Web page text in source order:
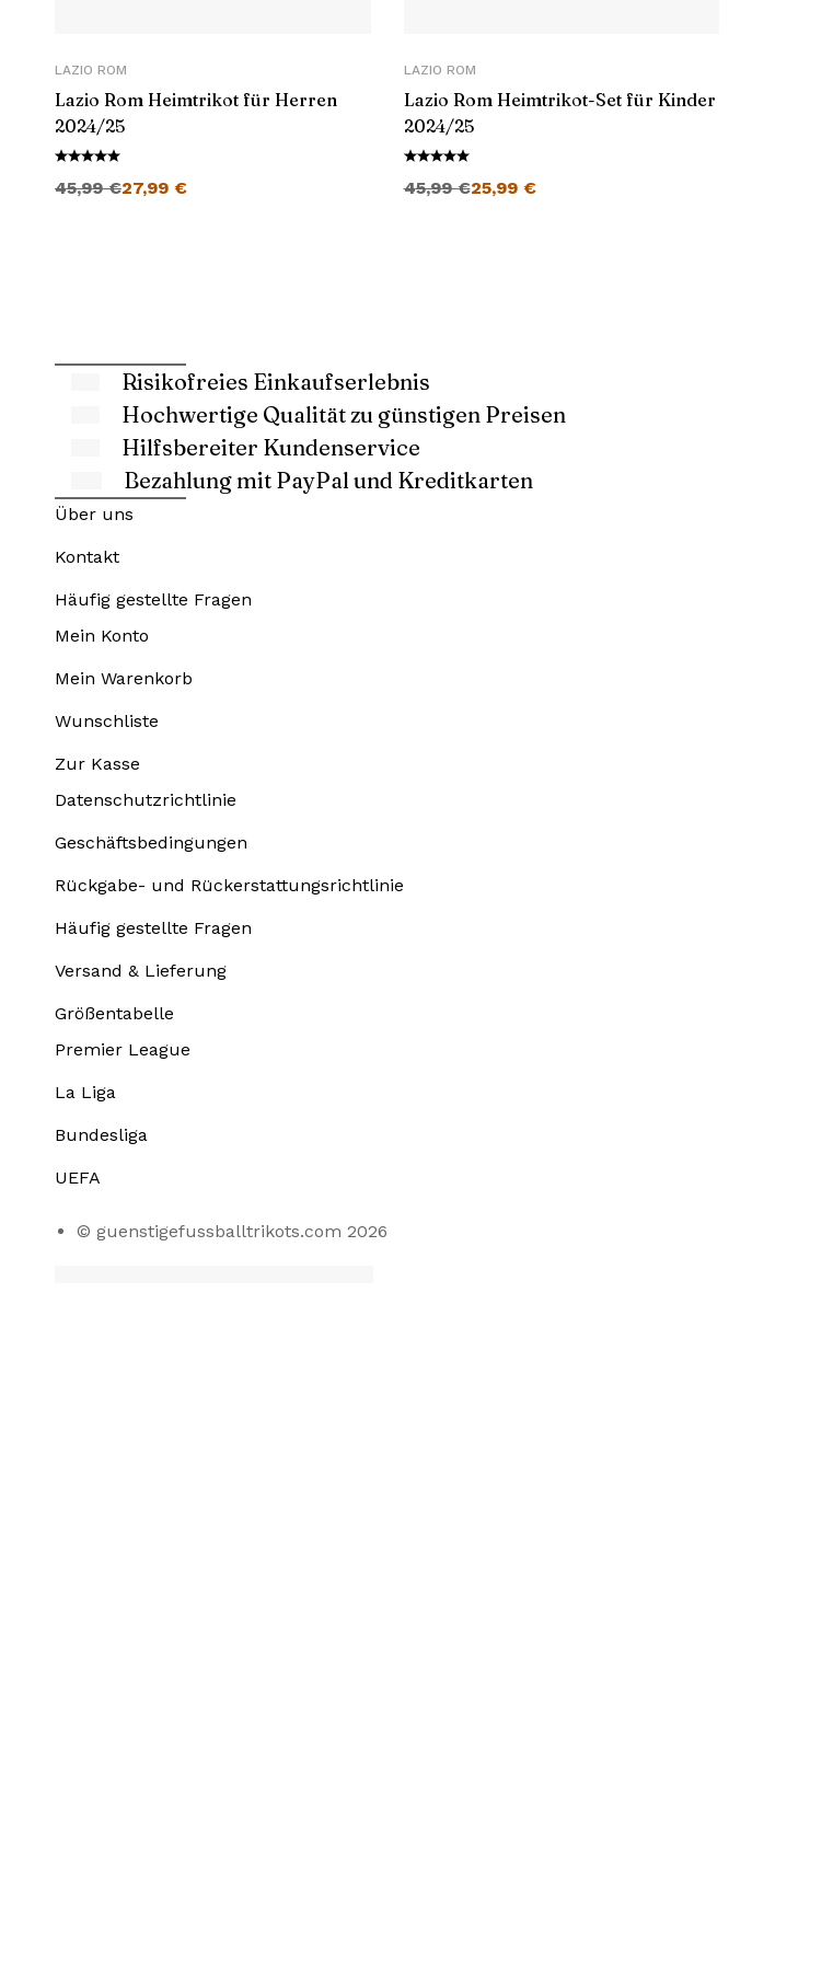
LAZIO ROM
Lazio Rom Heimtrikot für Herren
2024/25
45,99€27,99 €
LAZIO ROM
Lazio Rom Heimtrikot-Set für Kinder
2024/25
45,99€25,99 €
Risikofreies Einkaufserlebnis
Hochwertige Qualität zu günstigen Preisen
Hilfsbereiter Kundenservice
Bezahlung mit PayPal und Kreditkarten
Über uns
Kontakt
Häufig gestellte Fragen
Mein Konto
Mein Warenkorb
Wunschliste
Zur Kasse
Datenschutzrichtlinie
Geschäftsbedingungen
Rückgabe- und Rückerstattungsrichtlinie
Häufig gestellte Fragen
Versand & Lieferung
Größentabelle
Premier League
La Liga
Bundesliga
UEFA
© guenstigefussballtrikots.com 2026